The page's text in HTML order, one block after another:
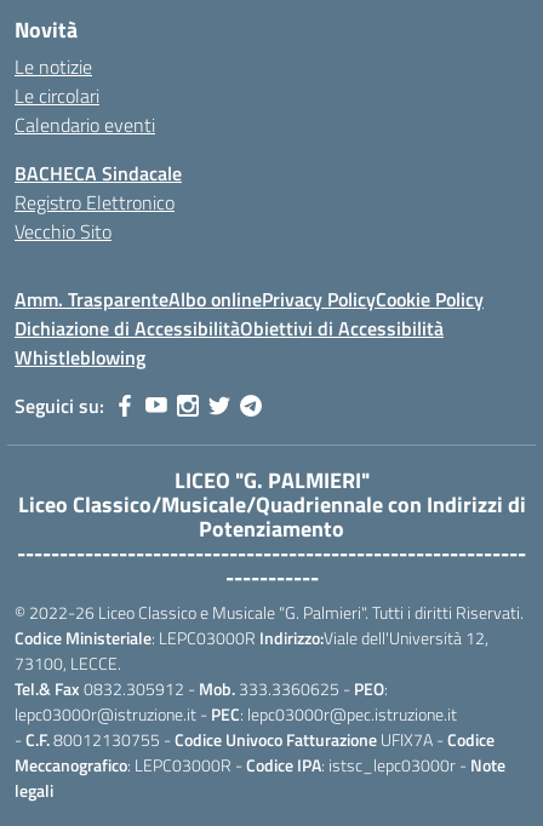
Novità
Le notizie
Le circolari
Calendario eventi
BACHECA Sindacale
Registro Elettronico
Vecchio Sito
Amm. TrasparenteAlbo onlinePrivacy PolicyCookie Policy
Dichiazione di AccessibilitàObiettivi di Accessibilità
Whistleblowing
Seguici su:
LICEO "G. PALMIERI"
Liceo Classico/Musicale/Quadriennale con Indirizzi di
Potenziamento
------------------------------------------------------------
-----------
© 2022-26 Liceo Classico e Musicale "G. Palmieri". Tutti i diritti Riservati.
Codice Ministeriale: LEPC03000R Indirizzo:Viale dell'Università 12,
73100, LECCE.
Tel.& Fax0832.305912 - Mob.333.3360625 - PEO:
lepc03000r@istruzione.it - PEC: lepc03000r@pec.istruzione.it
-C.F.80012130755 -Codice Univoco FatturazioneUFIX7A -Codice
Meccanografico: LEPC03000R -Codice IPA: istsc_lepc03000r - Note
legali